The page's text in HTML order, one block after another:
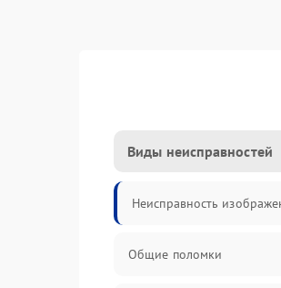
Виды неисправностей
Неисправность
Общие поломки